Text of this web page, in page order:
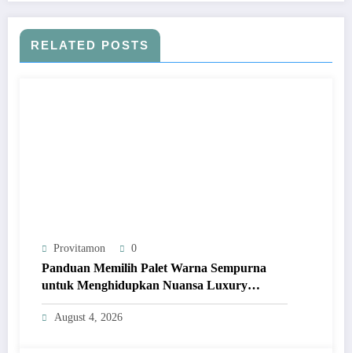
RELATED POSTS
Provitamon 0
Panduan Memilih Palet Warna Sempurna
untuk Menghidupkan Nuansa Luxury
Bathrooms
August 4, 2026